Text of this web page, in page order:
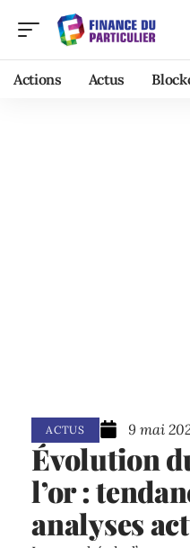
Actions Actus
ACTUS 9 mai
Évolution
l’or :
analyses